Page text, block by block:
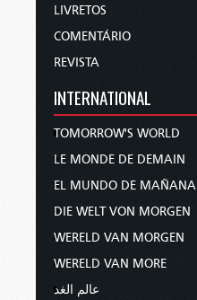
LIVRETOS
COMENTÁRIO
REVISTA
INTERNATIONAL
TOMORROW'S WORLD
LE MONDE DE DEMAIN
EL MUNDO DE MAÑANA
DIE WELT VON MORGEN
WERELD VAN MORGEN
WERELD VAN MORE
عالم الغد